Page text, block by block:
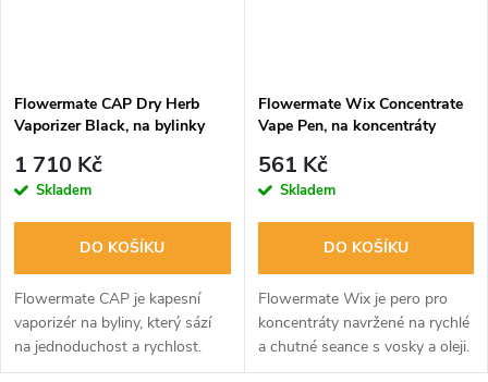
Flowermate CAP Dry Herb
Vaporizer Black, na bylinky
1 710 Kč
Skladem
DO KOŠÍKU
Flowermate CAP je kapesní
vaporizér na byliny, který sází
na jednoduchost a rychlost.
Flowermate Wix Concentrate
Vape Pen, na koncentráty
561 Kč
Skladem
DO KOŠÍKU
Flowermate Wix je pero pro
koncentráty navržené na rychlé
a chutné seance s vosky a oleji.